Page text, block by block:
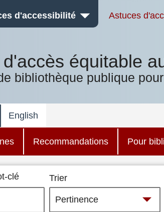
d'accessibilité Astuces
équitable
bibliothèque publique
English
Recommandations Pour
clé Trier